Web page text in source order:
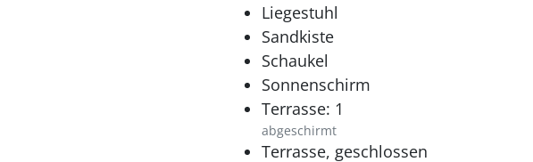
Liegestuhl
Sandkiste
Schaukel
Sonnenschirm
Terrasse: 1
abgeschirmt
Terrasse, geschlossen